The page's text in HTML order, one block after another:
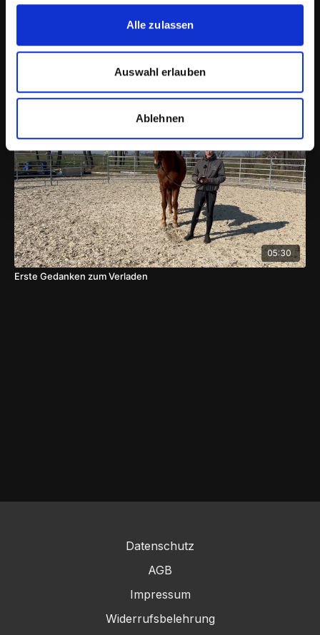
Alle zulassen
Auswahl erlauben
Ablehnen
07:45
Benthe - Koordinationstraining an der Stufe
05:30
Erste Gedanken zum Verladen
Datenschutz
AGB
Impressum
Widerrufsbelehrung